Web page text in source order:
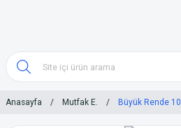
Anasayfa Mutfak E. Büyük Rende 10